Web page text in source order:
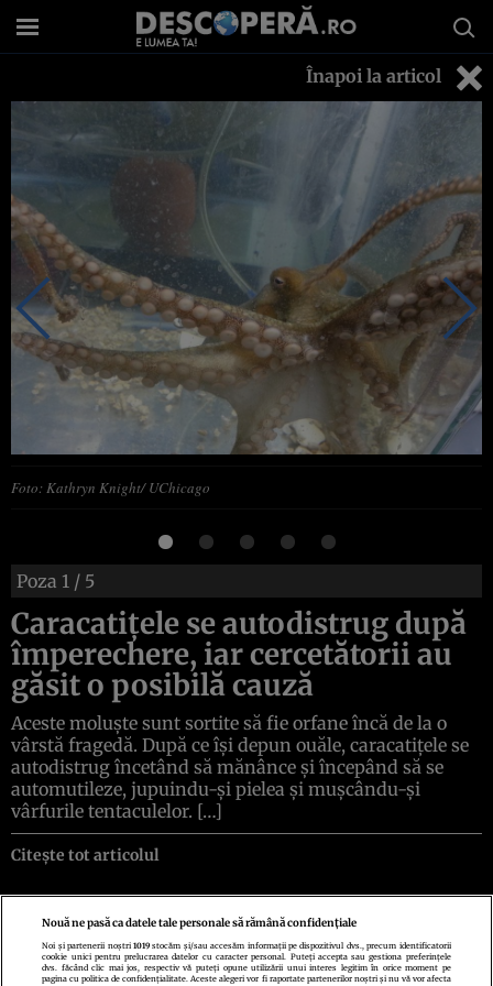
Înapoi la articol
Foto: Kathryn Knight/ UChicago
Poza 1 / 5
Caracatițele se autodistrug după
împerechere, iar cercetătorii au
găsit o posibilă cauză
Aceste moluște sunt sortite să fie orfane încă de la o
vârstă fragedă. După ce își depun ouăle, caracatițele se
autodistrug încetând să mănânce și începând să se
automutileze, jupuindu-și pielea și mușcându-și
vârfurile tentaculelor. […]
Citește tot articolul
Politica de confidenţialitatePolitica de cookiesTermeni şi condiţii
Echipa redacționalăContactSetări Cookies
Nouă ne pasă ca datele tale personale să rămână confidențiale
Noi și partenerii noștri1019 stocăm și/sau accesăm informații pe dispozitivul dvs., precum identificatorii
cookie unici pentru prelucrarea datelor cu caracter personal. Puteți accepta sau gestiona preferințele
dvs. făcând clic mai jos, respectiv vă puteți opune utilizării unui interes legitim în orice moment pe
pagina cu politica de confidențialitate. Aceste alegeri vor fi raportate partenerilor noștri și nu vă vor afecta